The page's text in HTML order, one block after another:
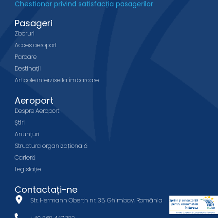
Chestionar privind satisfacția pasagerilor
Pasageri
Zboruri
Acces aeroport
Parcare
Destinații
Articole interzise la îmbarcare
Aeroport
Despre Aeroport
Știri
Anunțuri
Structura organizațională
Carieră
Legislație
Contactați-ne
Str. Hermann Oberth nr. 35, Ghimbav, România